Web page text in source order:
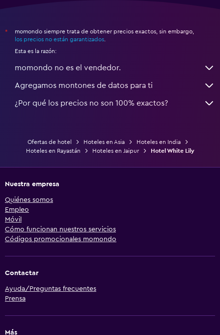
*
momondo siempre trata de obtener precios exactos, sin embargo,
los precios no están garantizados
Esta es la razón:
momondo no es el vendedor.
Agregamos montones de datos para ti
¿Por qué los precios no son 100% exactos?
Ofertas de hotel Hoteles en Asia
Hoteles en India
Hoteles en Rayastán
Hoteles en Jaipur Hotel White Lily
Nuestra empresa
Quiénes somos
Empleo
Móvil
Cómo funcionan nuestros servicios
Códigos promocionales momondo
Contactar
Ayuda/Preguntas frecuentes
Prensa
Más